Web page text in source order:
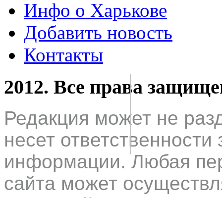
Инфо о Харькове
Добавить новость
Контакты
2012. Все права
Редакция может не
несет
информации. Любая
сайта может